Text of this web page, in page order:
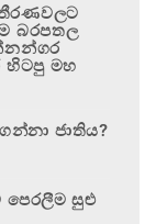
තීරණවලට
බරපතල
හිටපු මහ
ජාතිය?
සුළු